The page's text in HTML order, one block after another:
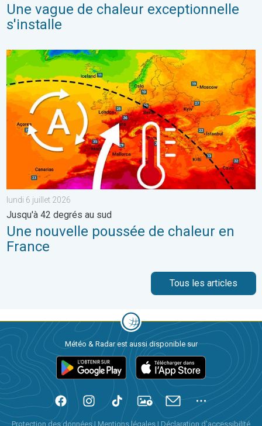
Une vague de chaleur exceptionnelle
s'installe
Une nouvelle poussée de chaleur en France. Jusqu'à 42
lundi 6 juillet 2026
Jusqu'à 42 degrés au sud
Une nouvelle poussée de chaleur en
France
Tous les articles
Météo & Radar est aussi disponible sur
Protection des données| Mentions légales | Déclaration d'accessibilité